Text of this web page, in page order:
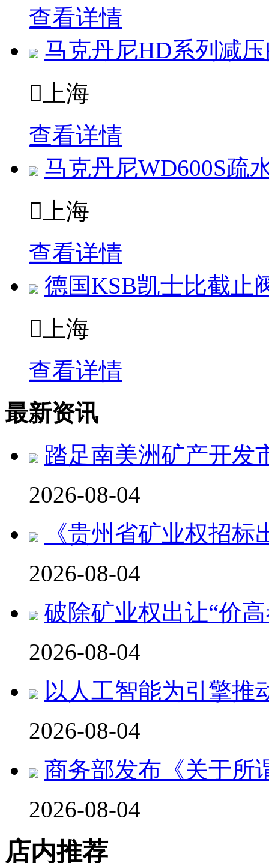
查看详情
马克丹尼HD系列减
 上海
查看详情
马克丹尼WD600S疏
 上海
查看详情
德国KSB凯士比截止
 上海
查看详情
最新资讯
踏足南美洲矿产开发
2026-08-04
《贵州省矿业权招标
2026-08-04
破除矿业权出让“价
2026-08-04
以人工智能为引擎推
2026-08-04
商务部发布《关于所
2026-08-04
店内推荐